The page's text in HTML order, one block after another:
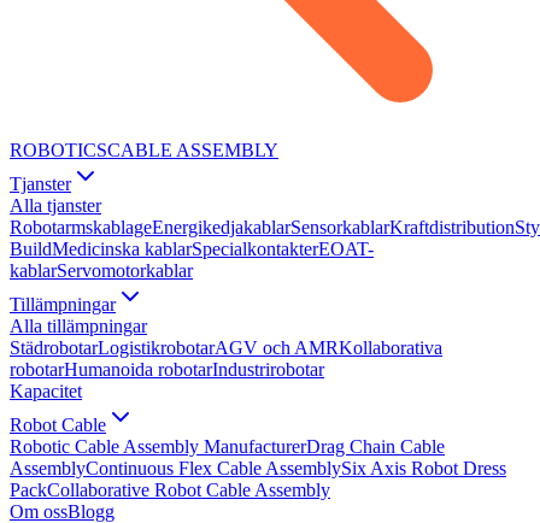
ROBOTICSCABLE ASSEMBLY
Tjanster
Alla tjanster
RobotarmskablageEnergikedjakablarSensorkablarKraftdistribution
BuildMedicinska kablarSpecialkontakterEOAT-
kablarServomotorkablar
Tillämpningar
Alla tillämpningar
StädrobotarLogistikrobotarAGV och AMRKollaborativa
robotarHumanoida robotarIndustrirobotar
Kapacitet
Robot Cable
Robotic Cable Assembly ManufacturerDrag Chain Cable
AssemblyContinuous Flex Cable AssemblySix Axis Robot Dress
PackCollaborative Robot Cable Assembly
Om ossBlogg